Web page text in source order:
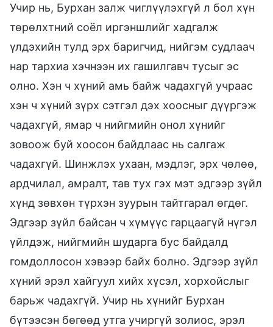
Учир нь, Бурхан залж чиглүүлэхгүй л бол хүн
төрөлхтний соёл иргэншлийг хадгалж
үлдэхийн тулд эрх баригчид, нийгэм судлаач
нар тархиа хэчнээн их гашилгавч тусыг эс
олно. Хэн ч хүний амь байж чадахгүй учраас
хэн ч хүний зүрх сэтгэл дэх хоосныг дүүргэж
чадахгүй, ямар ч нийгмийн онол хүнийг
зовоож буй хоосон байдлаас нь салгаж
чадахгүй. Шинжлэх ухаан, мэдлэг, эрх чөлөө,
ардчилал, амралт, тав тух гэх мэт эдгээр зүйл
хүнд зөвхөн түрхэн зуурын тайтгарал өгдөг.
Эдгээр зүйл байсан ч хүмүүс гарцаагүй нүгэл
үйлдэж, нийгмийн шударга бус байдалд
гомдоллосон хэвээр байх болно. Эдгээр зүйл
хүний эрэл хайгуул хийх хүсэл, хорхойслыг
барьж чадахгүй. Учир нь хүнийг Бурхан
бүтээсэн бөгөөд утга учиргүй золиос, эрэл